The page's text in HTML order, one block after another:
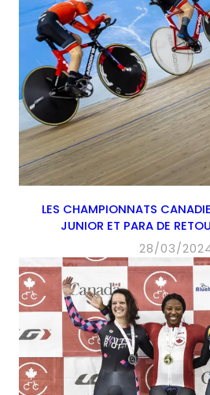
LES CHAMPIONNATS
JUNIOR ET PARA DE
28/03/